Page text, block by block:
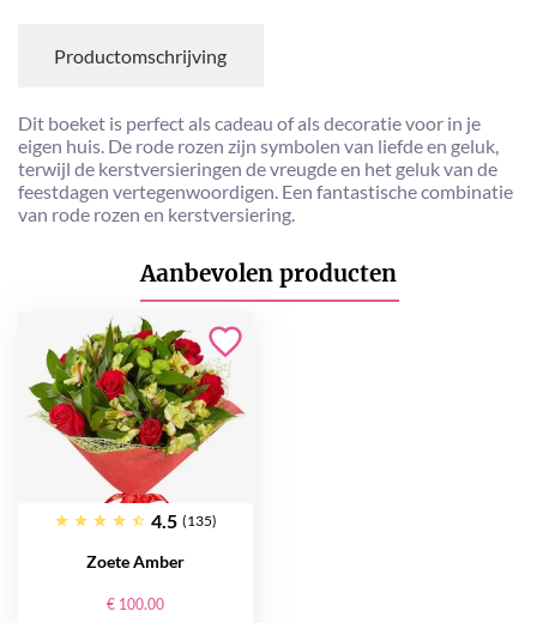
Productomschrijving
Dit boeket is perfect als cadeau of als decoratie voor in je
eigen huis. De rode rozen zijn symbolen van liefde en geluk,
terwijl de kerstversieringen de vreugde en het geluk van de
feestdagen vertegenwoordigen. Een fantastische combinatie
van rode rozen en kerstversiering.
Aanbevolen producten
4.5 (135)
Zoete Amber
€ 100.00